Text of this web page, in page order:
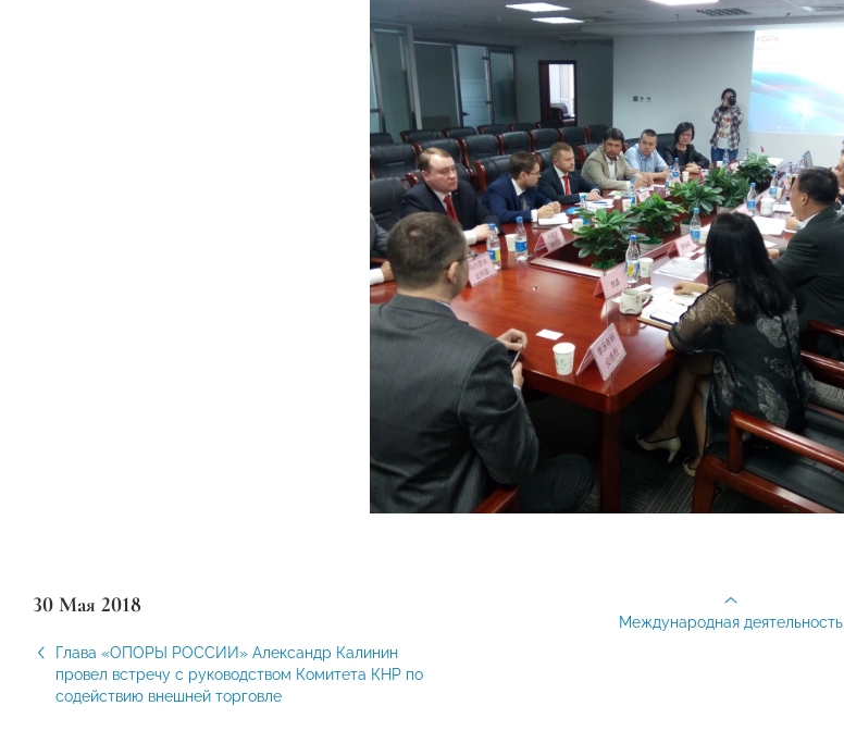
30 Мая 2018
Глава «ОПОРЫ РОССИИ» Александр Калинин
провел встречу с руководством Комитета КНР по
содействию внешней торговле
Международная деятельность